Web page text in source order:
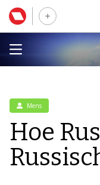
Mens
Hoe